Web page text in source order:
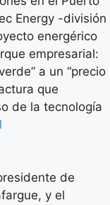
Energy -división
energérico
empresarial:
a un “precio
que
de la tecnología
de
y el